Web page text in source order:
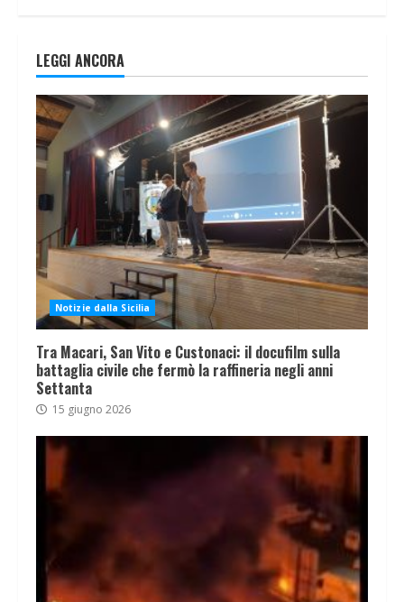
LEGGI ANCORA
Notizie dalla Sicilia
Tra Macari, San Vito e Custonaci: il docufilm sulla
battaglia civile che fermò la raffineria negli anni
Settanta
15 giugno 2026